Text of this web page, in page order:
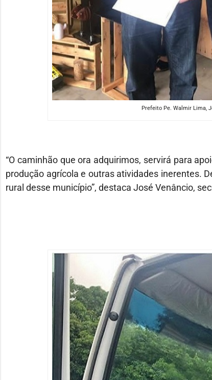
Prefeito Pe. Walmir Lima,
“O caminhão que ora adquirimos, servirá para
produção agrícola e outras atividades inerentes.
rural desse município”, destaca José Venâncio,